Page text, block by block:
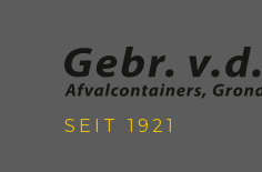
SEIT 1921